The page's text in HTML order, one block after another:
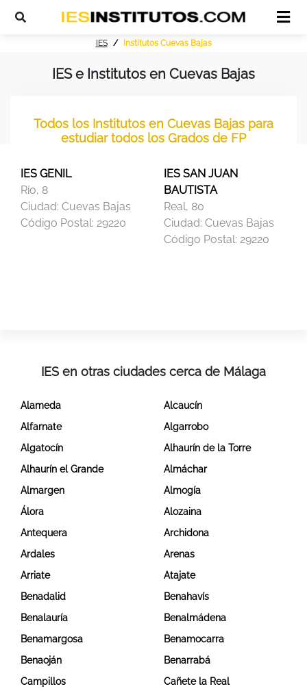
IES Institutos Cuevas Bajas
IES e Institutos en Cuevas Bajas
Todos los Institutos en Cuevas Bajas para
estudiar todos los Grados de FP
IES GENIL
Río, 8
Ciudad: Cuevas Bajas
Código Postal: 29220
IES SAN JUAN
BAUTISTA
Real, 80
Ciudad: Cuevas Bajas
Código Postal: 29220
IES en otras ciudades cerca de Málaga
Alameda
Alcaucín
Alfarnate
Algarrobo
Algatocín
Alhaurín de la Torre
Alhaurín el Grande
Almáchar
Almargen
Almogía
Álora
Alozaina
Antequera
Archidona
Ardales
Arenas
Arriate
Atajate
Benadalid
Benahavís
Benalauría
Benalmádena
Benamargosa
Benamocarra
Benaoján
Benarrabá
Campillos
Cañete la Real